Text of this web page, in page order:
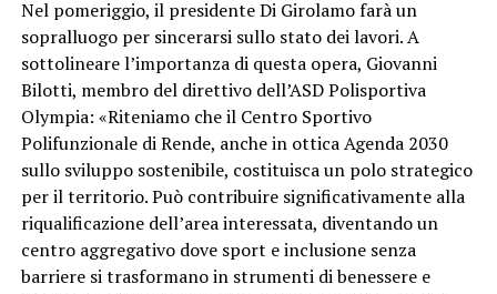
Nel pomeriggio, il presidente Di Girolamo farà un
sopralluogo per sincerarsi sullo stato dei lavori. A
sottolineare l’importanza di questa opera, Giovanni
Bilotti, membro del direttivo dell’ASD Polisportiva
Olympia: «Riteniamo che il Centro Sportivo
Polifunzionale di Rende, anche in ottica Agenda 2030
sullo sviluppo sostenibile, costituisca un polo strategico
per il territorio. Può contribuire significativamente alla
riqualificazione dell’area interessata, diventando un
centro aggregativo dove sport e inclusione senza
barriere si trasformano in strumenti di benessere e